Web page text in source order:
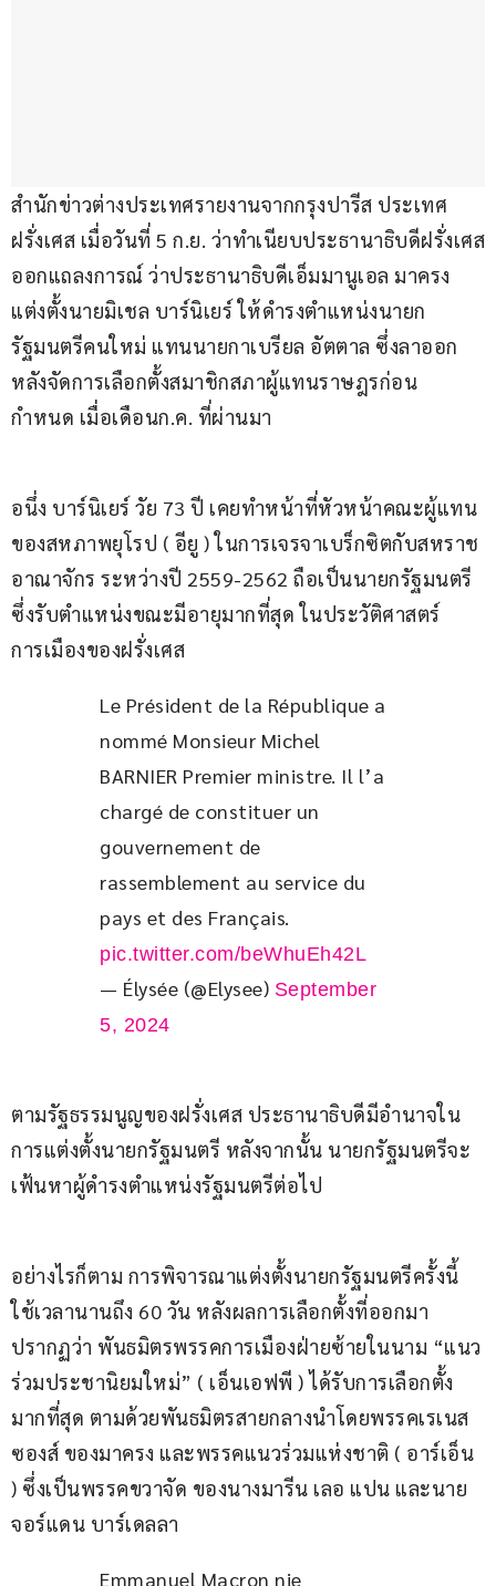
สำนักข่าวต่างประเทศรายงานจากกรุงปารีส ประเทศ
ฝรั่งเศส เมื่อวันที่ 5 ก.ย. ว่าทำเนียบประธานาธิบดีฝรั่งเศส
ออกแถลงการณ์ ว่าประธานาธิบดีเอ็มมานูเอล มาครง
แต่งตั้งนายมิเชล บาร์นิเยร์ ให้ดำรงตำแหน่งนายก
รัฐมนตรีคนใหม่ แทนนายกาเบรียล อัตตาล ซึ่งลาออก
หลังจัดการเลือกตั้งสมาชิกสภาผู้แทนราษฎรก่อน
กำหนด เมื่อเดือนก.ค. ที่ผ่านมา
อนึ่ง บาร์นิเยร์ วัย 73 ปี เคยทำหน้าที่หัวหน้าคณะผู้แทน
ของสหภาพยุโรป ( อียู ) ในการเจรจาเบร็กซิตกับสหราช
อาณาจักร ระหว่างปี 2559-2562 ถือเป็นนายกรัฐมนตรี
ซึ่งรับตำแหน่งขณะมีอายุมากที่สุด ในประวัติศาสตร์
การเมืองของฝรั่งเศส
Le Président de la République a
nommé Monsieur Michel
BARNIER Premier ministre. Il l’a
chargé de constituer un
gouvernement de
rassemblement au service du
pays et des Français.
pic.twitter.com/beWhuEh42L
— Élysée (@Elysee) September
5, 2024
ตามรัฐธรรมนูญของฝรั่งเศส ประธานาธิบดีมีอำนาจใน
การแต่งตั้งนายกรัฐมนตรี หลังจากนั้น นายกรัฐมนตรีจะ
เฟ้นหาผู้ดำรงตำแหน่งรัฐมนตรีต่อไป
อย่างไรก็ตาม การพิจารณาแต่งตั้งนายกรัฐมนตรีครั้งนี้
ใช้เวลานานถึง 60 วัน หลังผลการเลือกตั้งที่ออกมา
ปรากฏว่า พันธมิตรพรรคการเมืองฝ่ายซ้ายในนาม “แนว
ร่วมประชานิยมใหม่” ( เอ็นเอฟพี ) ได้รับการเลือกตั้ง
มากที่สุด ตามด้วยพันธมิตรสายกลางนำโดยพรรคเรเนส
ซองส์ ของมาครง และพรรคแนวร่วมแห่งชาติ ( อาร์เอ็น
) ซึ่งเป็นพรรคขวาจัด ของนางมารีน เลอ แปน และนาย
จอร์แดน บาร์เดลลา
Emmanuel Macron nie